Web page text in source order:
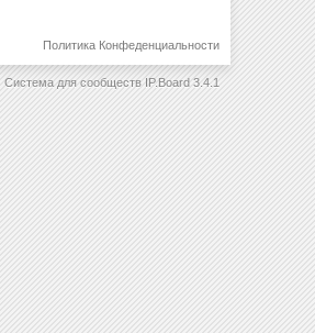
Политика Конфеденциальности
Система для сообществ IP.Board 3.4.1